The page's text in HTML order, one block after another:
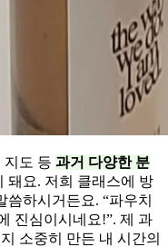
지도 등 과거 다양한 분
돼요. 저희 클래스에 방
하시거든요. “파우치
진심이시네요!”. 제 과
소중히 만든 내 시간의